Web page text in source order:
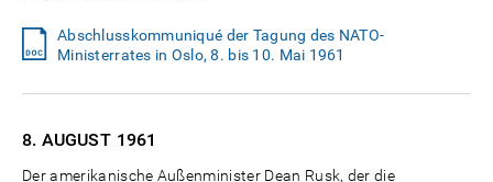
Abschlusskommuniqué der Tagung des NATO-
Ministerrates in Oslo, 8. bis 10. Mai 1961
8. AUGUST 1961
Der amerikanische Außenminister Dean Rusk, der die